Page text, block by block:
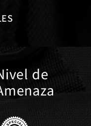
de